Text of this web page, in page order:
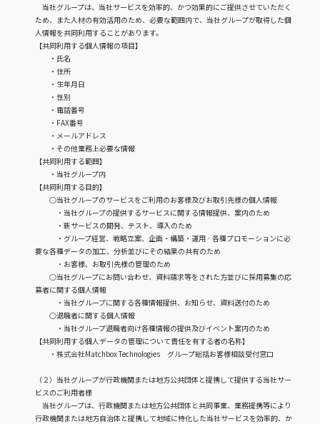
当社グループは、当社サービスを効率的、かつ効果的にご提供させていただく
ため、また人材の有効活用のため、必要な範囲内で、当社グループが取得した個
人情報を共同利用することがあります。
【共同利用する個人情報の項目】
・氏名
・住所
・生年月日
・性別
・電話番号
・FAX番号
・メールアドレス
・その他業務上必要な情報
【共同利用する範囲】
・当社グループ内
【共同利用する目的】
○当社グループのサービスをご利用のお客様及びお取引先様の個人情報
・当社グループの提供するサービスに関する情報提供、案内のため
・新サービスの開発、テスト、導入のため
・グループ経営、戦略立案、企画・構築・運用 · 各種プロモーションに必
要な各種データの加工、分析並びにその結果の共有のため
・お客様、お取引先様の管理のため
○当社グループにお問い合わせ、資料請求等をされた方並びに採用募集の応
募者に関する個人情報
・当社グループに関する各種情報提供、お知らせ、資料送付のため
○退職者に関する個人情報
・当社グループ退職者向け各種情報の提供及びイベント案内のため
【共同利用する個人データの管理について責任を有する者の名称】
・株式会社Matchbox Technologies グループ総括お客様相談受付窓口
（２）当社グループが行政機関または地方公共団体と提携して提供する当社サー
ビスのご利用者様
当社グループは、行政機関または地方公共団体と共同事業、業務提携等により
行政機関または地方自治体と提携して地域に特化した当社サービスを効率的、か